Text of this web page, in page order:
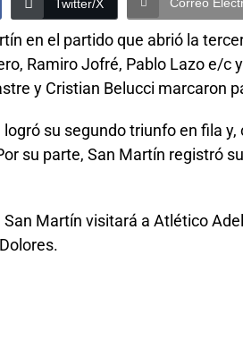
Twitter/X
en el partido que abrió la
Ramiro Jofré, Pablo Lazo e/c
y Cristian Belucci marcaron
su segundo triunfo en fila
su parte, San Martín registró
San Martín visitará a Atlético